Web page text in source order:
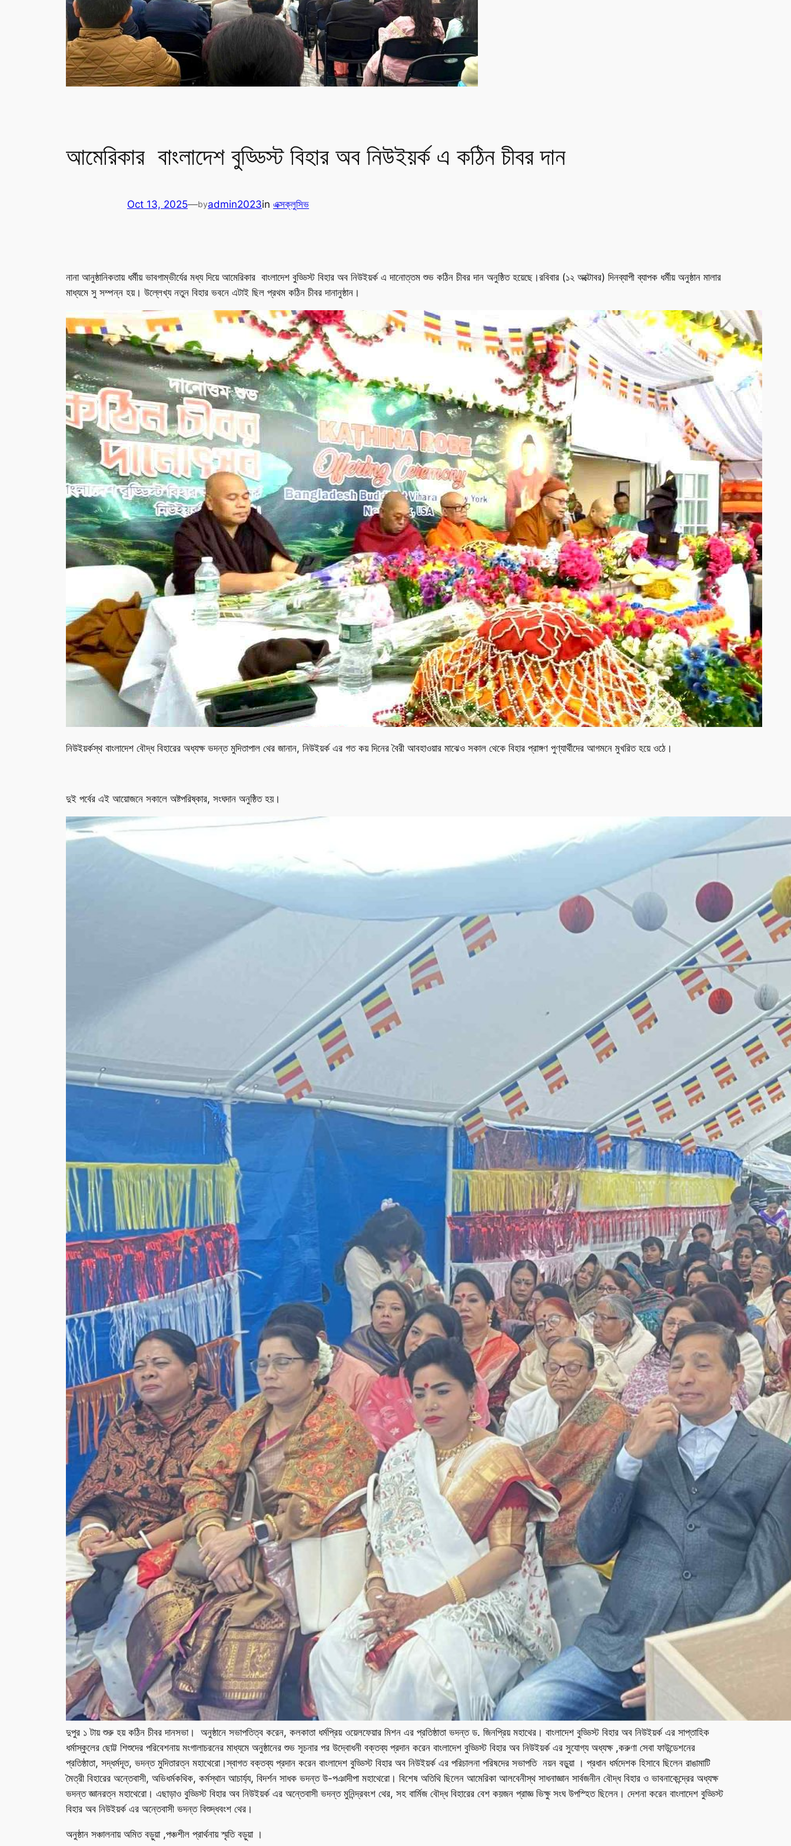
আমেরিকার বাংলাদেশ বুড্ডিস্ট বিহার অব নিউইয়র্ক এ কঠিন চীবর দান
Oct 13, 2025—byadmin2023in এক্সক্লুসিভ
নানা আনুষ্ঠানিকতায় ধর্মীয় ভাবগাম্ভীর্যের মধ্য দিয়ে আমেরিকার বাংলাদেশ বুড্ডিস্ট বিহার অব নিউইয়র্ক এ দানোত্তম শুভ কঠিন চীবর দান অনুষ্ঠিত হয়েছে।রবিবার (১২ অক্টোবর) দিনব্যাপী ব্যাপক ধর্মীয় অনুষ্ঠান মালার
মাধ্যমে সু সম্পন্ন হয়। উল্লেখ্য নতুন বিহার ভবনে এটাই ছিল প্রথম কঠিন চীবর দানানুষ্ঠান।
নিউইয়র্কস্থ বাংলাদেশ বৌদ্ধ বিহারের অধ্যক্ষ ভদন্ত মুদিতাপাল থের জানান, নিউইয়র্ক এর গত কয় দিনের বৈরী আবহাওয়ার মাঝেও সকাল থেকে বিহার প্রাঙ্গণ পুণ্যার্থীদের আগমনে মুখরিত হয়ে ওঠে।
দুই পর্বের এই আয়োজনে সকালে অষ্টপরিষ্কার, সংঘদান অনুষ্ঠিত হয়।
দুপুর ১ টায় শুরু হয় কঠিন চীবর দানসভা। অনুষ্ঠানে সভাপতিত্ব করেন, কলকাতা ধর্মপ্রিয় ওয়েলফেয়ার মিশন এর প্রতিষ্ঠাতা ভদন্ত ড. জিনপ্রিয় মহাথের। বাংলাদেশ বুড্ডিস্ট বিহার অব নিউইয়র্ক এর সাপ্তাহিক
ধর্মাস্কুলের ছোট্ট শিশুদের পরিবেশনায় মংগালাচরনের মাধ্যমে অনুষ্ঠানের শুভ সূচনার পর উদ্বোধনী বক্তব্য প্রদান করেন বাংলাদেশ বুড্ডিস্ট বিহার অব নিউইয়র্ক এর সুযোগ্য অধ্যক্ষ ,করুণা সেবা ফাউন্ডেশনের
প্রতিষ্ঠাতা, সদ্ধর্মদূত, ভদন্ত মুদিতারত্ন মহাথেরো।স্বাগত বক্তব্য প্রদান করেন বাংলাদেশ বুড্ডিস্ট বিহার অব নিউইয়র্ক এর পরিচালনা পরিষদের সভাপতি নয়ন বড়ুয়া । প্রধান ধর্মদেশক হিসাবে ছিলেন রাঙামাটি
মৈত্রী বিহারের অন্তেবাসী, অভিধর্মকথিক, কর্মস্থান আচার্য্য, বিদর্শন সাধক ভদন্ত উ-পঞাদীপা মহাথেরো। বিশেষ অতিথি ছিলেন আমেরিকা আলবেনীস্থ সাধনাজ্ঞান সার্বজনীন বৌদ্ধ বিহার ও ভাবনাকেন্দ্রের অধ্যক্ষ
ভদন্ত জ্ঞানরত্ন মহাথেরো। এছাড়াও বুড্ডিস্ট বিহার অব নিউইয়র্ক এর অন্তেবাসী ভদন্ত মুনিন্দ্রবংশ থের, সহ বার্মিজ বৌদ্ধ বিহারের বেশ কয়জন প্রাজ্ঞ ভিক্ষু সংঘ উপস্হিত ছিলেন। দেশনা করেন বাংলাদেশ বুড্ডিস্ট
বিহার অব নিউইয়র্ক এর অন্তেবাসী ভদন্ত বিশুদ্ধবংশ থের।
অনুষ্ঠান সঞ্চালনায় অমিত বড়ুয়া ,পঞ্চশীল প্রার্থনায় স্মৃতি বড়ুয়া ।